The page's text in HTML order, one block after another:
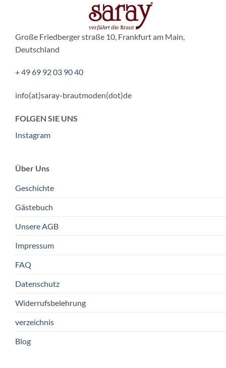
Große Friedberger straße 10, Frankfurt am Main,
Deutschland
+ 49 69 92 03 90 40
info(at)saray-brautmoden(dot)de
FOLGEN SIE UNS
Instagram
Über Uns
Geschichte
Gästebuch
Unsere AGB
Impressum
FAQ
Datenschutz
Widerrufsbelehrung
verzeichnis
Blog